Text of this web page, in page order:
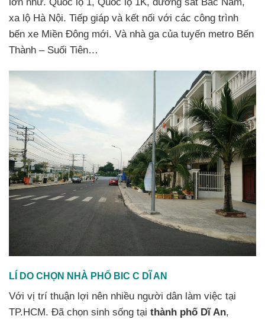
xa lộ Hà Nội. Tiếp giáp và kết nối với các công trình
bến xe Miền Đông mới. Và nhà ga của tuyến metro Bến
Thành – Suối Tiên…
LÍ DO CHỌN NHÀ PHỐ BIC C DĨ AN
Với vị trí thuận lợi nên nhiều người dân làm việc tại
TP.HCM. Đã chọn sinh sống tại thành phố Dĩ An,